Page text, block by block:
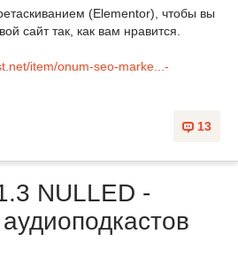
(Elementor), чтобы вы
сайт так, как вам нравится.
item/onum-seo-marke...-
13
NULLED -